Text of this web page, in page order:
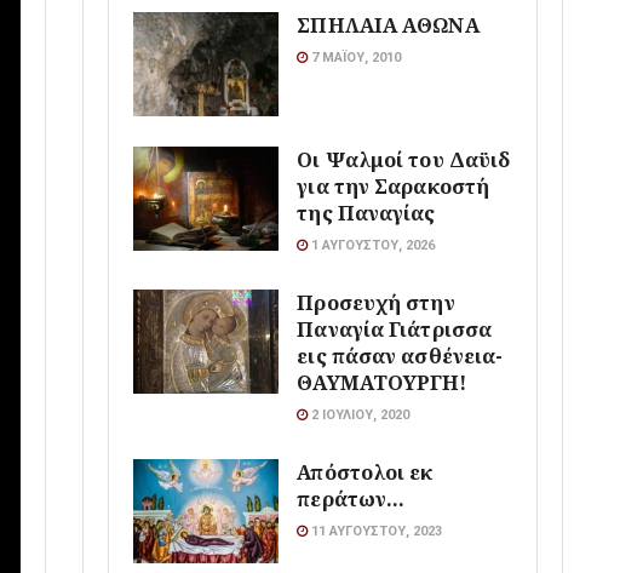
ΣΠΗΛΑΙΑ ΑΘΩΝΑ
7 ΜΑΪ́ΟΥ, 2010
Οι Ψαλμοί του Δαϋιδ
για την Σαρακοστή
της Παναγίας
1 ΑΥΓΟΎΣΤΟΥ, 2026
Προσευχή στην
Παναγία Γιάτρισσα
εις πάσαν ασθένεια-
ΘΑΥΜΑΤΟΥΡΓΗ!
2 ΙΟΥΛΊΟΥ, 2020
Απόστολοι εκ
περάτων…
11 ΑΥΓΟΎΣΤΟΥ, 2023